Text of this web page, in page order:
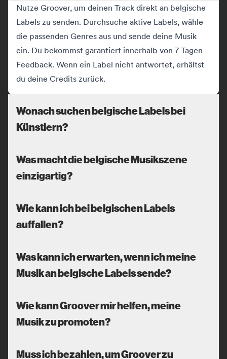
Nutze Groover, um deinen Track direkt an belgische
Labels zu senden. Durchsuche aktive Labels, wähle
die passenden Genres aus und sende deine Musik
ein. Du bekommst garantiert innerhalb von 7 Tagen
Feedback. Wenn ein Label nicht antwortet, erhältst
du deine Credits zurück.
Wonach suchen belgische Labels bei
Künstlern?
Was macht die belgische Musikszene
einzigartig?
Wie kann ich bei belgischen Labels
auffallen?
Was kann ich erwarten, wenn ich meine
Musik an belgische Labels sende?
Wie kann Groover mir helfen, meine
Musik zu promoten?
Muss ich bezahlen, um Groover zu